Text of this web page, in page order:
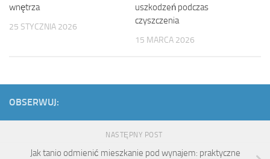
wnętrza
25 STYCZNIA 2026
uszkodzeń podczas
czyszczenia
15 MARCA 2026
OBSERWUJ:
NASTĘPNY POST
Jak tanio odmienić mieszkanie pod wynajem: praktyczne